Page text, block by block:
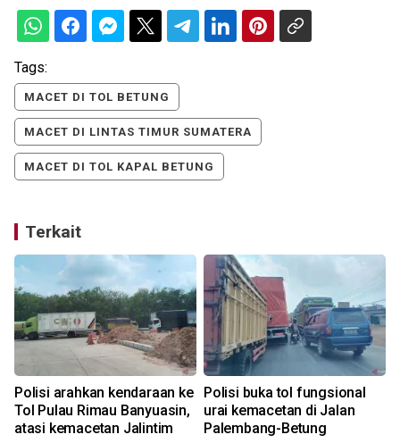
Tags:
MACET DI TOL BETUNG
MACET DI LINTAS TIMUR SUMATERA
MACET DI TOL KAPAL BETUNG
Terkait
Polisi arahkan kendaraan ke
Tol Pulau Rimau Banyuasin,
atasi kemacetan Jalintim
Polisi buka tol fungsional
urai kemacetan di Jalan
Palembang-Betung